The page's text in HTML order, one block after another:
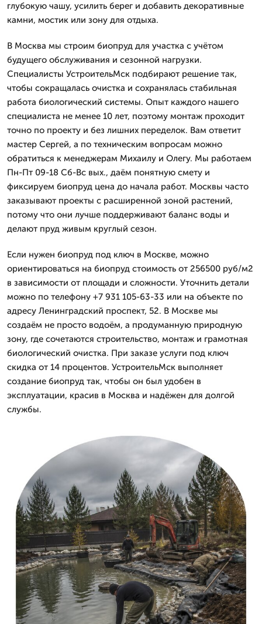
глубокую чашу, усилить берег и добавить декоративные
камни, мостик или зону для отдыха.
В Москва мы строим биопруд для участка с учётом
будущего обслуживания и сезонной нагрузки.
Специалисты УстроительМск подбирают решение так,
чтобы сокращалась очистка и сохранялась стабильная
работа биологический системы. Опыт каждого нашего
специалиста не менее 10 лет, поэтому монтаж проходит
точно по проекту и без лишних переделок. Вам ответит
мастер Сергей, а по техническим вопросам можно
обратиться к менеджерам Михаилу и Олегу. Мы работаем
Пн-Пт 09-18 Сб-Вс вых., даём понятную смету и
фиксируем биопруд цена до начала работ. Москвы часто
заказывают проекты с расширенной зоной растений,
потому что они лучше поддерживают баланс воды и
делают пруд живым круглый сезон.
Если нужен биопруд под ключ в Москве, можно
ориентироваться на биопруд стоимость от 256500 руб/м2
в зависимости от площади и сложности. Уточнить детали
можно по телефону +7 931 105-63-33 или на объекте по
адресу Ленинградский проспект, 52. В Москве мы
создаём не просто водоём, а продуманную природную
зону, где сочетаются строительство, монтаж и грамотная
биологический очистка. При заказе услуги под ключ
скидка от 14 процентов. УстроительМск выполняет
создание биопруд так, чтобы он был удобен в
эксплуатации, красив в Москва и надёжен для долгой
службы.